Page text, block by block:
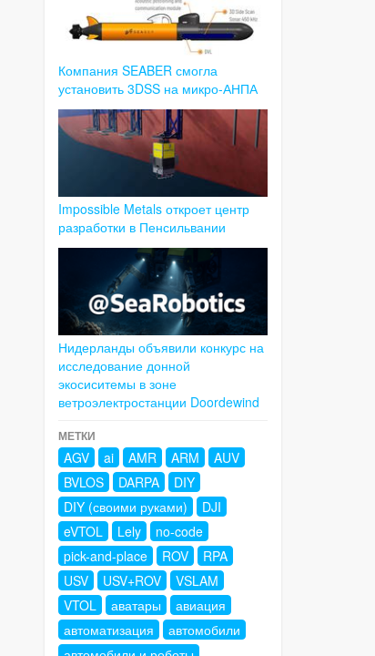
Компания SEABER смогла
установить 3DSS на микро-АНПА
Impossible Metals откроет центр
разработки в Пенсильвании
Нидерланды объявили конкурс на
исследование донной
экосиситемы в зоне
ветроэлектростанции Doordewind
МЕТКИ
AGV ai AMR ARM
AUV
BVLOS
DARPA
DIY
DIY (своими руками)
DJI
eVTOL
Lely
no-code
pick-and-place
ROV
RPA
USV
USV+ROV
VSLAM
VTOL
аватары
авиация
автоматизация
автомобили